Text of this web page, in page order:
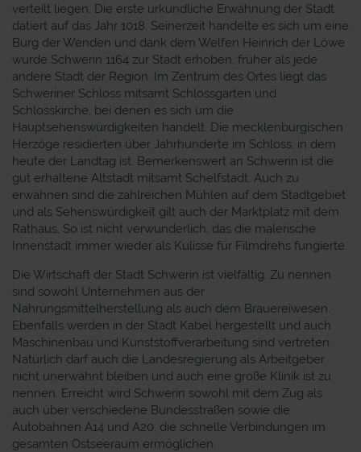
verteilt liegen. Die erste urkundliche Erwähnung der Stadt
datiert auf das Jahr 1018. Seinerzeit handelte es sich um eine
Burg der Wenden und dank dem Welfen Heinrich der Löwe
wurde Schwerin 1164 zur Stadt erhoben, früher als jede
andere Stadt der Region. Im Zentrum des Ortes liegt das
Schweriner Schloss mitsamt Schlossgarten und
Schlosskirche, bei denen es sich um die
Hauptsehenswürdigkeiten handelt. Die mecklenburgischen
Herzöge residierten über Jahrhunderte im Schloss, in dem
heute der Landtag ist. Bemerkenswert an Schwerin ist die
gut erhaltene Altstadt mitsamt Schelfstadt. Auch zu
erwähnen sind die zahlreichen Mühlen auf dem Stadtgebiet
und als Sehenswürdigkeit gilt auch der Marktplatz mit dem
Rathaus. So ist nicht verwunderlich, das die malerische
Innenstadt immer wieder als Kulisse für Filmdrehs fungierte.
Die Wirtschaft der Stadt Schwerin ist vielfältig. Zu nennen
sind sowohl Unternehmen aus der
Nahrungsmittelherstellung als auch dem Brauereiwesen.
Ebenfalls werden in der Stadt Kabel hergestellt und auch
Maschinenbau und Kunststoffverarbeitung sind vertreten.
Natürlich darf auch die Landesregierung als Arbeitgeber
nicht unerwähnt bleiben und auch eine große Klinik ist zu
nennen. Erreicht wird Schwerin sowohl mit dem Zug als
auch über verschiedene Bundesstraßen sowie die
Autobahnen A14 und A20, die schnelle Verbindungen im
gesamten Ostseeraum ermöglichen.